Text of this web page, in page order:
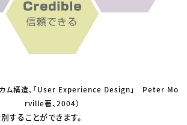
カム構造、「User Experience Design」 Peter Mo
rville著、2004）
ることができます。